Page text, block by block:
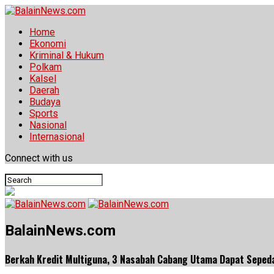
Home
Ekonomi
Kriminal & Hukum
Polkam
Kalsel
Daerah
Budaya
Sports
Nasional
Internasional
Connect with us
BalainNews.com
Berkah Kredit Multiguna, 3 Nasabah Cabang Utama Dapat